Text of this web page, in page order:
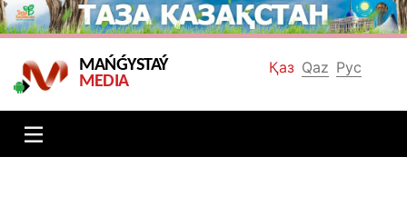
Қаз Qaz Рус
MAŃǴYSTAÝ
MEDIA